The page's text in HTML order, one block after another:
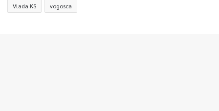
Vlada KS vogosca